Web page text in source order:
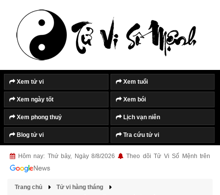
Xem tử vi Xem tuổi
Xem ngày tốt Xem bói
Xem phong thuỷ Lịch vạn niên
Blog tử vi Tra cứu tử vi
Hôm nay: Thứ bảy, Ngày 8/8/2026 Theo dõi Tử Vi Số Mệnh trên
Trang chủ
Tử vi hàng tháng